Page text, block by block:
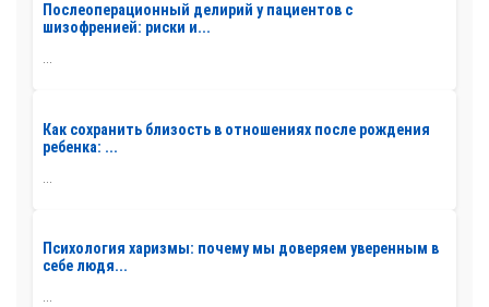
Послеоперационный делирий у пациентов с
шизофренией: риски и...
...
Как сохранить близость в отношениях после рождения
ребенка: ...
Психология харизмы: почему мы доверяем уверенным в
себе людя...
...